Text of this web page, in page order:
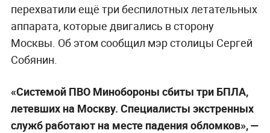
перехватили ещё три беспилотных летательных
аппарата, которые двигались в сторону
Москвы. Об этом сообщил мэр столицы Сергей
Собянин.
«Системой ПВО Минобороны сбиты три БПЛА,
летевших на Москву. Специалисты экстренных
служб работают на месте падения обломков», —